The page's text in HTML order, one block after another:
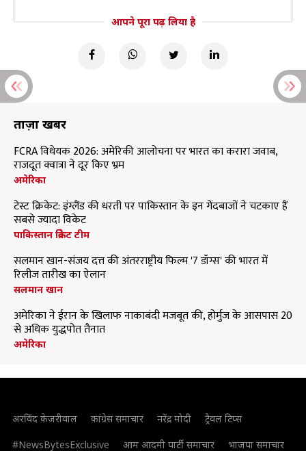
आपने पूरा पढ़ लिया है
ताज़ा खबरें
FCRA विधेयक 2026: अमेरिकी आलोचना पर भारत का करारा जवाब,
राजदूत क्वात्रा ने दूर किए भ्रम
अमेरिका
टेस्ट क्रिकेट: इंग्लैंड की धरती पर पाकिस्तान के इन गेंदबाजों ने चटकाए हैं
सबसे ज्यादा विकेट
पाकिस्तान क्रिकेट टीम
सलमान खान-संजय दत्त की अंतरराष्ट्रीय फिल्म '7 डॉग्स' की भारत में
रिलीज तारीख का ऐलान
सलमान खान
अमेरिका ने ईरान के खिलाफ नाकाबंदी मजबूत की, होर्मुज के आसपास 20
से अधिक युद्धपोत तैनात
अमेरिका
अरविंद केजरीवाल कांग्रेस समाचार नरेंद्र मोदी
ट्रैवल टिप्स
#NewsBytesExclusive
आम आदमी पार्टी समाचार भाजपा समाचार